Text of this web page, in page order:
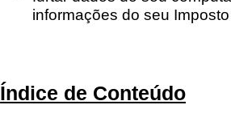
informações do seu
Índice de Conteúdo